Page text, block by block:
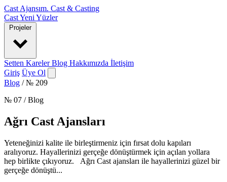
Cast Ajansım. Cast & Casting
CastYeni Yüzler
Projeler
Setten KarelerBlog Hakkımızda İletişim
Giriş Üye Ol
Blog / № 209
№ 07 / Blog
Ağrı Cast Ajansları
Yeteneğinizi kalite ile birleştirmeniz için fırsat dolu kapıları
aralıyoruz. Hayallerinizi gerçeğe dönüştürmek için açılan yollara
hep birlikte çıkıyoruz. Ağrı Cast ajansları ile hayallerinizi güzel bir
gerçeğe dönüştü...